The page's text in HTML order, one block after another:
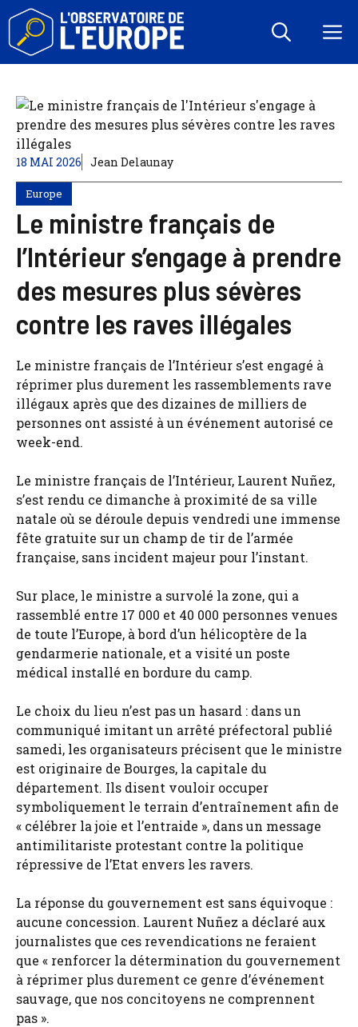
Aller
contenu
18 MAI 2026 Jean Delaunay
Europe
Le ministre français de
l’Intérieur s’engage à prendre
des mesures plus sévères
contre les raves illégales
Le ministre français de l’Intérieur s’est engagé à
réprimer plus durement les rassemblements rave
illégaux après que des dizaines de milliers de
personnes ont assisté à un événement autorisé ce
week-end.
Le ministre français de l’Intérieur, Laurent Nuñez,
s’est rendu ce dimanche à proximité de sa ville
natale où se déroule depuis vendredi une immense
fête gratuite sur un champ de tir de l’armée
française, sans incident majeur pour l’instant.
Sur place, le ministre a survolé la zone, qui a
rassemblé entre 17 000 et 40 000 personnes venues
de toute l’Europe, à bord d’un hélicoptère de la
gendarmerie nationale, et a visité un poste
médical installé en bordure du camp.
Le choix du lieu n’est pas un hasard : dans un
communiqué imitant un arrêté préfectoral publié
samedi, les organisateurs précisent que le ministre
est originaire de Bourges, la capitale du
département. Ils disent vouloir occuper
symboliquement le terrain d’entraînement afin de
« célébrer la joie et l’entraide », dans un message
antimilitariste protestant contre la politique
répressive de l’Etat envers les ravers.
La réponse du gouvernement est sans équivoque :
aucune concession. Laurent Nuñez a déclaré aux
journalistes que ces revendications ne feraient
que « renforcer la détermination du gouvernement
à réprimer plus durement ce genre d’événement
sauvage, que nos concitoyens ne comprennent
pas ».